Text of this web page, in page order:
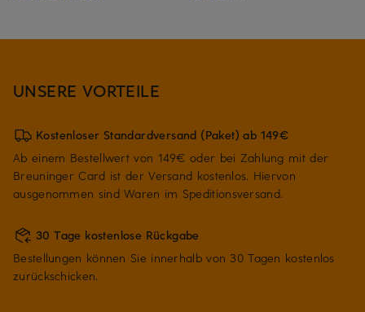
UNSERE VORTEILE
Kostenloser Standardversand (Paket) ab 149€
Ab einem Bestellwert von 149€ oder bei Zahlung mit der
Breuninger Card ist der Versand kostenlos. Hiervon
ausgenommen sind Waren im Speditionsversand.
30 Tage kostenlose Rückgabe
Bestellungen können Sie innerhalb von 30 Tagen kostenlos
zurückschicken.